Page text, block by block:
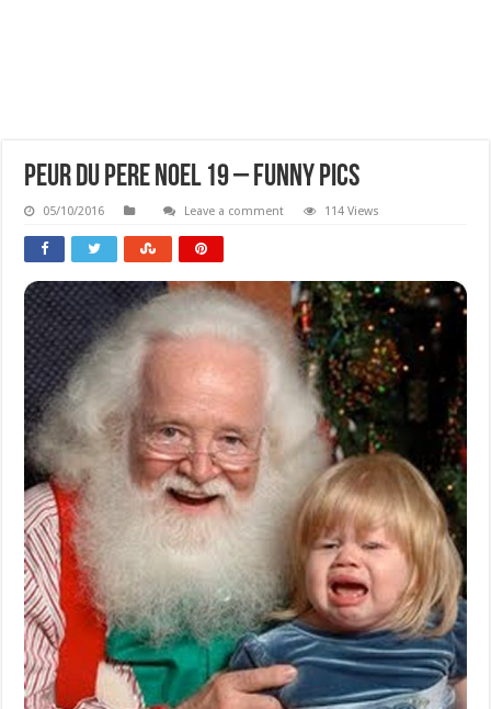
Peur Du Pere Noel 19 – Funny Pics
05/10/2016 Leave a comment 114 Views